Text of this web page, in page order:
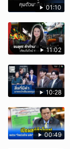
01:10
11:02
10:28
00:49